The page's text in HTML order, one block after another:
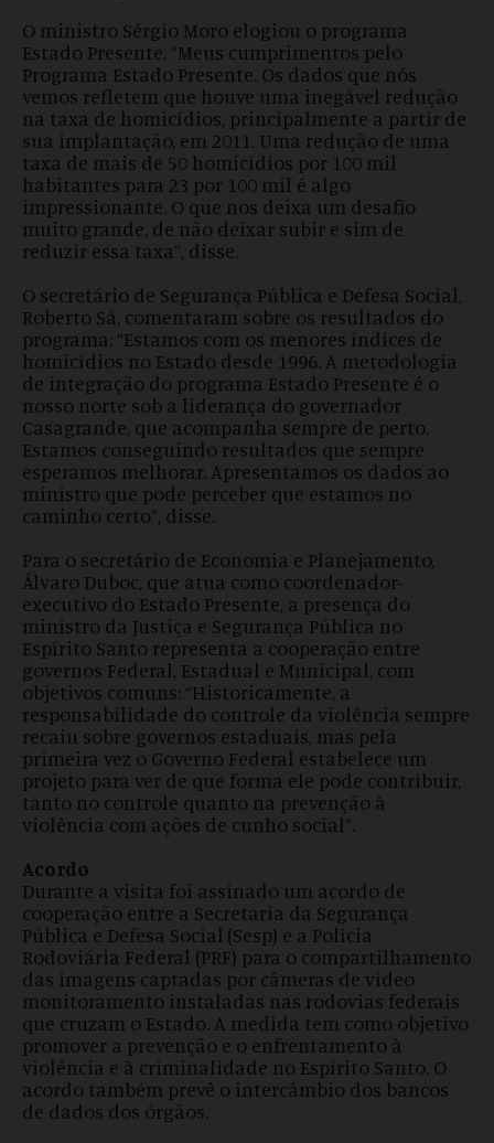
O ministro Sérgio Moro elogiou o programa
Estado Presente. “Meus cumprimentos pelo
Programa Estado Presente. Os dados que nós
vemos refletem que houve uma inegável redução
na taxa de homicídios, principalmente a partir de
sua implantação, em 2011. Uma redução de uma
taxa de mais de 50 homicídios por 100 mil
habitantes para 23 por 100 mil é algo
impressionante. O que nos deixa um desafio
muito grande, de não deixar subir e sim de
reduzir essa taxa”, disse.
O secretário de Segurança Pública e Defesa Social,
Roberto Sá, comentaram sobre os resultados do
programa: “Estamos com os menores índices de
homicídios no Estado desde 1996. A metodologia
de integração do programa Estado Presente é o
nosso norte sob a liderança do governador
Casagrande, que acompanha sempre de perto.
Estamos conseguindo resultados que sempre
esperamos melhorar. Apresentamos os dados ao
ministro que pode perceber que estamos no
caminho certo”, disse.
Para o secretário de Economia e Planejamento,
Álvaro Duboc, que atua como coordenador-
executivo do Estado Presente, a presença do
ministro da Justiça e Segurança Pública no
Espírito Santo representa a cooperação entre
governos Federal, Estadual e Municipal, com
objetivos comuns: “Historicamente, a
responsabilidade do controle da violência sempre
recaiu sobre governos estaduais, mas pela
primeira vez o Governo Federal estabelece um
projeto para ver de que forma ele pode contribuir,
tanto no controle quanto na prevenção à
violência com ações de cunho social”.
Acordo
Durante a visita foi assinado um acordo de
cooperação entre a Secretaria da Segurança
Pública e Defesa Social (Sesp) e a Polícia
Rodoviária Federal (PRF) para o compartilhamento
das imagens captadas por câmeras de vídeo
monitoramento instaladas nas rodovias federais
que cruzam o Estado. A medida tem como objetivo
promover a prevenção e o enfrentamento à
violência e à criminalidade no Espírito Santo. O
acordo também prevê o intercâmbio dos bancos
de dados dos órgãos.